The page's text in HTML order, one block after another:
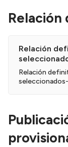
Relación
Relación